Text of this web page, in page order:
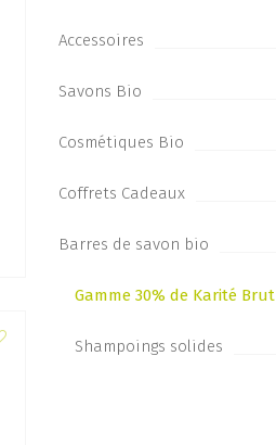
Accessoires
Savons Bio
Cosmétiques Bio
Coffrets Cadeaux
Barres de savon bio
Gamme 30% de Karité Brut
Shampoings solides